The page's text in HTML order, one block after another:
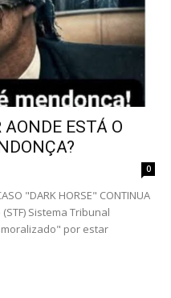
AONDE ESTÁ O
0
"DARK HORSE" CONTINUA
(STF) Sistema Tribunal
por estar